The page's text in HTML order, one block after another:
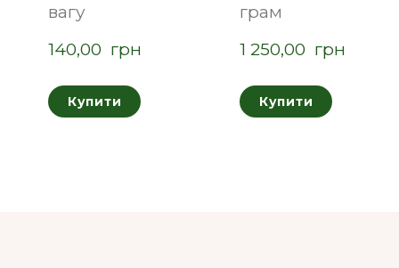
вагу
140,00  грн
Купити
грам
1 250,00  грн
Купити